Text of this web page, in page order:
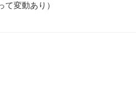
変動あり）